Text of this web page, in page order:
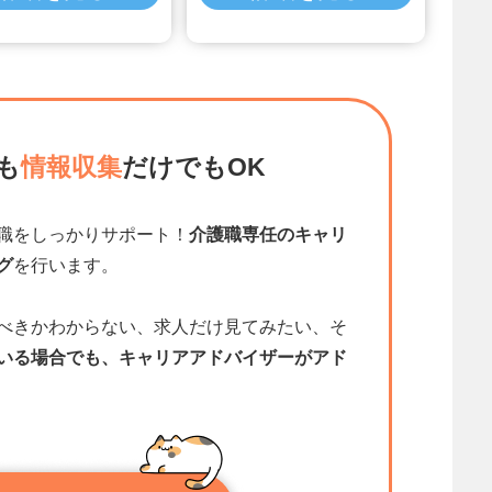
情報収集だけでもOK
をしっかりサポート！ 介護職専任のキャリ
を行います。
きかわからない、求人だけ見てみたい、そ
る場合でも、キャリアアドバイザーがアド